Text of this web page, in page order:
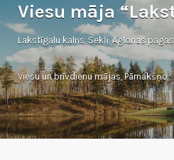
Viesu māja
Lakstīgalu kalns, Sekļi, Aglonas
Viesu un brīvdienu mājas,Pārnakšņo